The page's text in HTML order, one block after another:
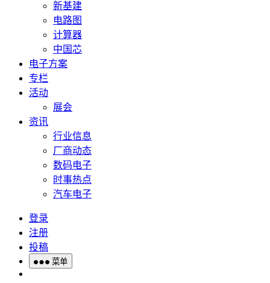
新基建
电路图
计算器
中国芯
电子方案
专栏
活动
展会
资讯
行业信息
厂商动态
数码电子
时事热点
汽车电子
登录
注册
投稿
菜单